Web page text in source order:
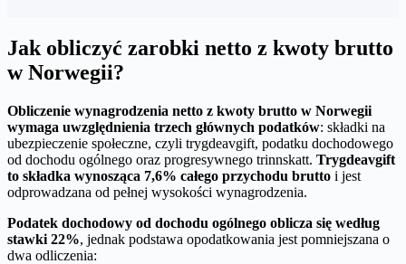
Jak obliczyć zarobki netto z kwoty brutto
w Norwegii?
Obliczenie wynagrodzenia netto z kwoty brutto w Norwegii
wymaga uwzględnienia trzech głównych podatków: składki na
ubezpieczenie społeczne, czyli trygdeavgift, podatku dochodowego
od dochodu ogólnego oraz progresywnego trinnskatt. Trygdeavgift
to składka wynosząca 7,6% całego przychodu brutto i jest
odprowadzana od pełnej wysokości wynagrodzenia.
Podatek dochodowy od dochodu ogólnego oblicza się według
stawki 22%, jednak podstawa opodatkowania jest pomniejszana o
dwa odliczenia: